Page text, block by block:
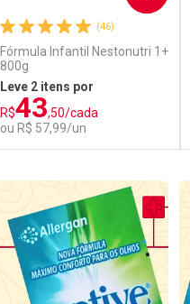
(46)
Fórmula Infantil Nestonutri 1+
800g
Leve 2 itens por
R$43,50/cada
ou R$ 57,99/un
Laboratório
Por Menos